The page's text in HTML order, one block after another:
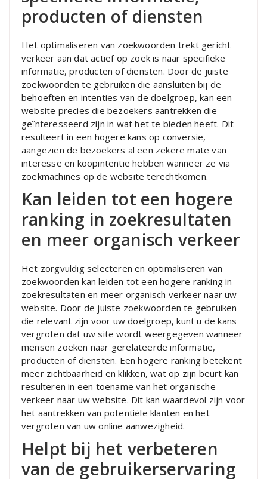
producten of diensten
Het optimaliseren van zoekwoorden trekt gericht
verkeer aan dat actief op zoek is naar specifieke
informatie, producten of diensten. Door de juiste
zoekwoorden te gebruiken die aansluiten bij de
behoeften en intenties van de doelgroep, kan een
website precies die bezoekers aantrekken die
geïnteresseerd zijn in wat het te bieden heeft. Dit
resulteert in een hogere kans op conversie,
aangezien de bezoekers al een zekere mate van
interesse en koopintentie hebben wanneer ze via
zoekmachines op de website terechtkomen.
Kan leiden tot een hogere
ranking in zoekresultaten
en meer organisch verkeer
Het zorgvuldig selecteren en optimaliseren van
zoekwoorden kan leiden tot een hogere ranking in
zoekresultaten en meer organisch verkeer naar uw
website. Door de juiste zoekwoorden te gebruiken
die relevant zijn voor uw doelgroep, kunt u de kans
vergroten dat uw site wordt weergegeven wanneer
mensen zoeken naar gerelateerde informatie,
producten of diensten. Een hogere ranking betekent
meer zichtbaarheid en klikken, wat op zijn beurt kan
resulteren in een toename van het organische
verkeer naar uw website. Dit kan waardevol zijn voor
het aantrekken van potentiële klanten en het
vergroten van uw online aanwezigheid.
Helpt bij het verbeteren
van de gebruikerservaring